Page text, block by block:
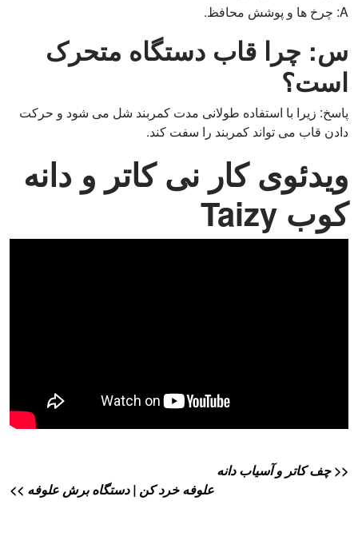
A: چرخ ها و پوشش محافظ.
س: چرا قاب دستگاه متحرک
است؟
پاسخ: زیرا با استفاده طولانی مدت کمربند شل می شود و حرکت
دادن قاب می تواند کمربند را سفت کند.
ویدئوی کار نی کاتر و دانه
کوب Taizy
<< چف کاتر و آسیاب دانه
علوفه خرد کن | دستگاه برش علوفه >>